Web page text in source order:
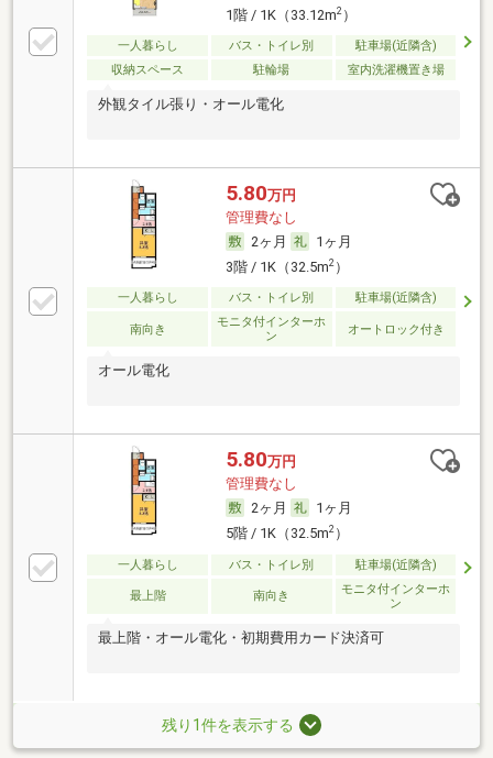
1階 / 1K（33.12m2）
一人暮らし バス・トイレ別
駐車場(近隣含)
収納スペース
駐輪場 室内洗濯機置き場
外観タイル張り・オール電化
5.80万円
管理費なし
2ヶ月
1ヶ月
3階 / 1K（32.5m2）
一人暮らし バス・トイレ別 駐車場(近隣含)
南向き
モニタ付インターホ
ン
オートロック付き
オール電化
5.80万円
管理費なし
2ヶ月
1ヶ月
5階 / 1K（32.5m2）
一人暮らし バス・トイレ別 駐車場(近隣含)
最上階 南向き
モニタ付インターホ
ン
最上階・オール電化・初期費用カード決済可
残り1件を表示する